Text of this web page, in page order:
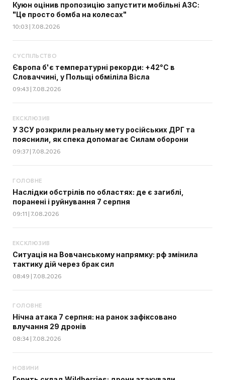
Куюн оцінив пропозицію запустити мобільні АЗС:
"Це просто бомба на колесах"
10:03 | 7.08.2026
СУСПІЛЬСТВО
Європа б'є температурні рекорди: +42°C в
Словаччині, у Польщі обміліла Вісла
09:43 | 7.08.2026
ЕКСКЛЮЗИВ
У ЗСУ розкрили реальну мету російських ДРГ та
пояснили, як спека допомагає Силам оборони
09:37 | 7.08.2026
ГОЛОВНЕ
Наслідки обстрілів по областях: де є загиблі,
поранені і руйнування 7 серпня
09:11 | 7.08.2026
ЕКСКЛЮЗИВ
Ситуація на Вовчанському напрямку: рф змінила
тактику дій через брак сил
08:49 | 7.08.2026
ГОЛОВНЕ
Нічна атака 7 серпня: на ранок зафіксовано
влучання 29 дронів
08:34 | 7.08.2026
НОВИНИ